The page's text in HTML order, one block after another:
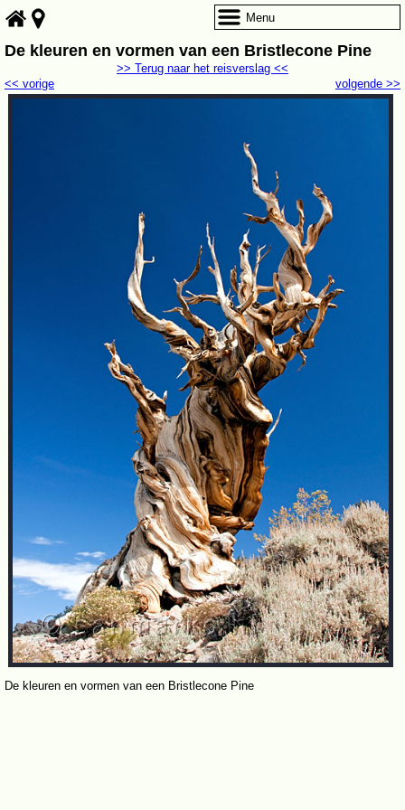
De kleuren en vormen van een Bristlecone Pine
volgende >>
<< vorige
>> Terug naar het reisverslag <<
De kleuren en vormen van een Bristlecone Pine
Menu